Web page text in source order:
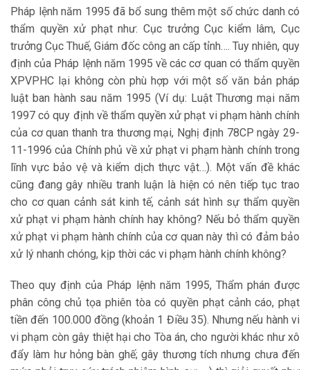
Pháp lệnh năm 1995 đã bổ sung thêm một số chức danh có
thẩm quyền xử phạt như: Cục trưởng Cục kiểm lâm, Cục
trưởng Cục Thuế, Giám đốc công an cấp tỉnh…. Tuy nhiên, quy
định của Pháp lệnh năm 1995 về các cơ quan có thẩm quyền
XPVPHC lại không còn phù hợp với một số văn bản pháp
luật ban hành sau năm 1995 (Ví dụ: Luật Thương mại năm
1997 có quy định về thẩm quyền xử phạt vi phạm hành chính
của cơ quan thanh tra thương mại, Nghị định 78CP ngày 29-
11-1996 của Chính phủ về xử phạt vi phạm hành chính trong
lĩnh vực bảo vệ và kiểm dịch thực vật…). Một vấn đề khác
cũng đang gây nhiều tranh luận là hiện có nên tiếp tục trao
cho cơ quan cảnh sát kinh tế, cảnh sát hình sự thẩm quyền
xử phạt vi phạm hành chính hay không? Nếu bỏ thẩm quyền
xử phạt vi phạm hành chính của cơ quan này thì có đảm bảo
xử lý nhanh chóng, kịp thời các vi phạm hành chính không?
Theo quy định của Pháp lệnh năm 1995, Thẩm phán được
phân công chủ tọa phiên tòa có quyền phạt cảnh cáo, phạt
tiền đến 100.000 đồng (khoản 1 Điều 35). Nhưng nếu hành vi
vi phạm còn gây thiệt hại cho Tòa án, cho người khác như xô
đẩy làm hư hỏng bàn ghế; gây thương tích nhưng chưa đến